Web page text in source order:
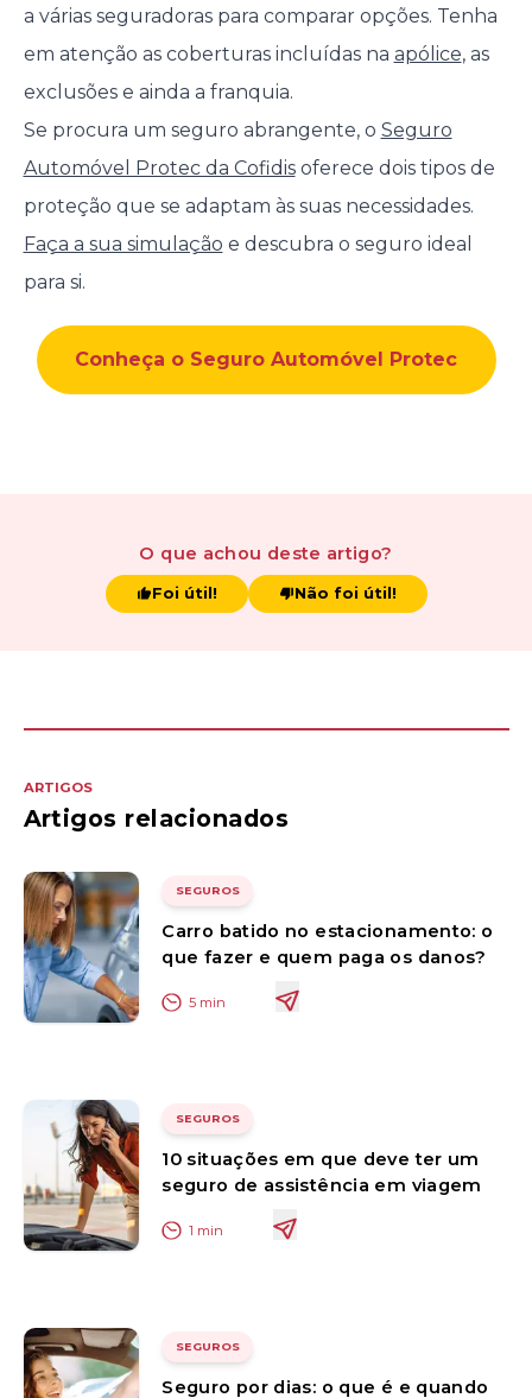
a várias seguradoras para comparar opções. Tenha
em atenção as coberturas incluídas na apólice, as
exclusões e ainda a franquia.
Se procura um seguro abrangente, o Seguro
Automóvel Protec da Cofidisoferece dois tipos de
proteção que se adaptam às suas necessidades.
Faça a sua simulação e descubra o seguro ideal
para si.
Conheça o Seguro Automóvel Protec
O que achou deste artigo?
Foi útil! Não foi útil!
ARTIGOS
Artigos relacionados
SEGUROS
Carro batido no estacionamento: o
que fazer e quem paga os danos?
5 min
SEGUROS
10 situações em que deve ter um
seguro de assistência em viagem
1 min
SEGUROS
Seguro por dias: o que é e quando